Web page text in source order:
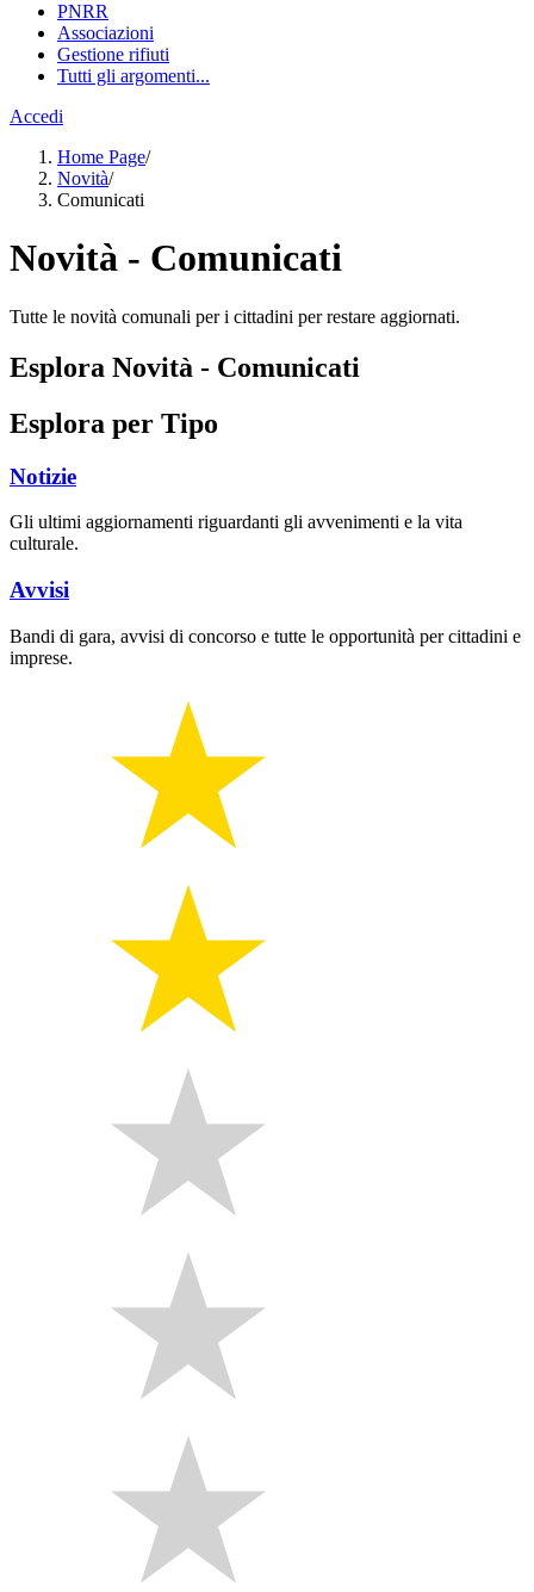
PNRR
Associazioni
Gestione rifiuti
Tutti gli argomenti...
Accedi
Home Page/
Novità/
Comunicati
Novità - Comunicati
Tutte le novità comunali per i cittadini per restare aggiornati.
Esplora Novità - Comunicati
Esplora per Tipo
Notizie
Gli ultimi aggiornamenti riguardanti gli avvenimenti e la vita
culturale.
Avvisi
Bandi di gara, avvisi di concorso e tutte le opportunità per cittadini e
imprese.